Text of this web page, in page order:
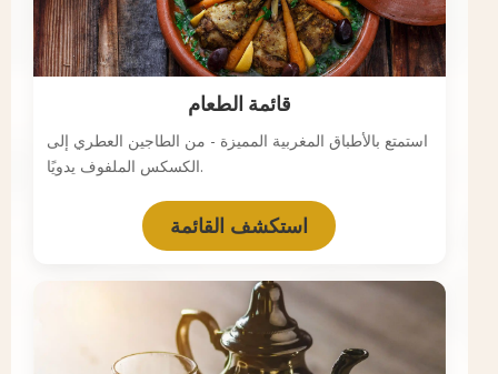
قائمة الطعام
استمتع بالأطباق المغربية المميزة - من الطاجين العطري إلى
الكسكس الملفوف يدويًا.
استكشف القائمة